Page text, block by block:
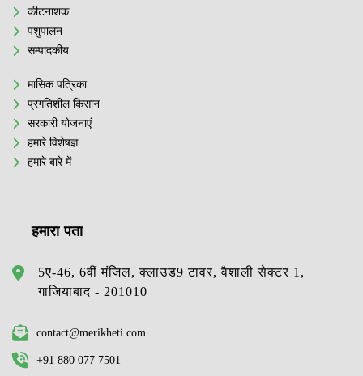
कीटनाशक
पशुपालन
सम्पादकीय
मासिक पत्रिका
प्रगतिशील किसान
सरकारी योजनाएं
हमारे विशेषज्ञ
हमारे बारे में
हमारा पता
5ए-46, 6वीं मंजिल, क्लाउड9 टावर, वैशाली सेक्टर 1,
गाजियाबाद - 201010
contact@merikheti.com
+91 880 077 7501